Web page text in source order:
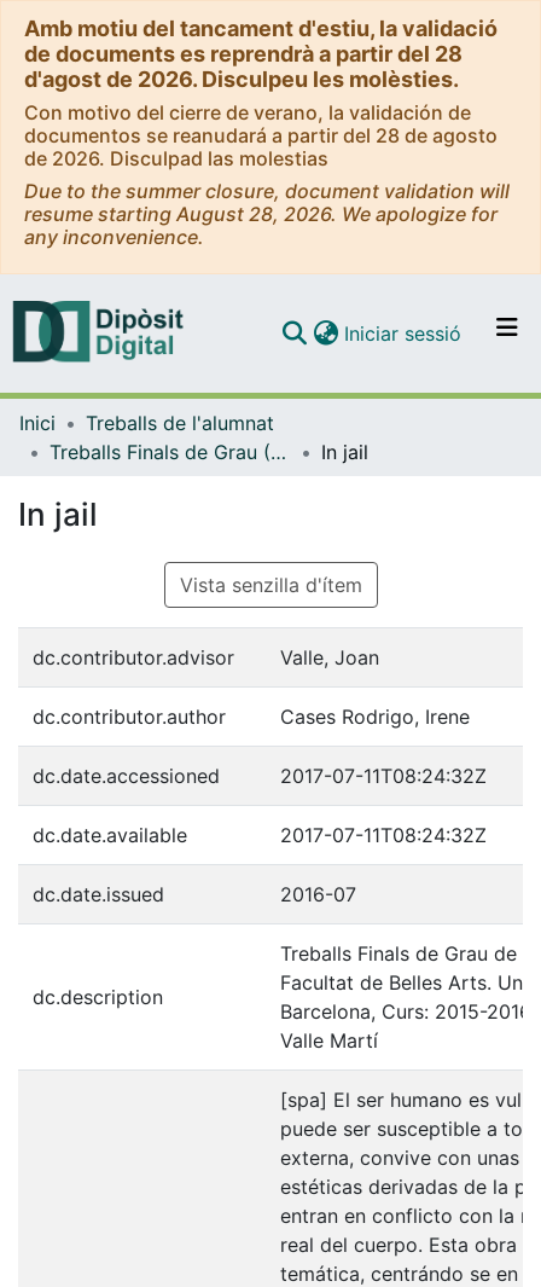
Amb motiu del tancament d'estiu, la validació
de documents es reprendrà a partir del 28
d'agost de 2026. Disculpeu les molèsties.
Con motivo del cierre de verano, la validación de
documentos se reanudará a partir del 28 de agosto
de 2026. Disculpad las molestias
Due to the summer closure, document validation will
resume starting August 28, 2026. We apologize for
any inconvenience.
Navega per tot el DD
Com publicar
Iniciar sessió (current)
Inici
Treballs de l'alumnat
Treballs Finals de Grau (TFG) - Belles Arts
In jail
In jail
Vista senzilla d'ítem
dc.contributor.advisor Valle, Joan
dc.contributor.author Cases Rodrigo, Irene
dc.date.accessioned 2017-07-11T08:24:32Z
dc.date.available 2017-07-11T08:24:32Z
dc.date.issued 2016-07
dc.description
Treballs Finals de Grau de
Facultat de Belles Arts.
Barcelona, Curs: 2015-
Valle Martí
[spa] El ser humano es
puede ser susceptible a
externa, convive con unas
estéticas derivadas de la
entran en conflicto con la
real del cuerpo. Esta obra
temática, centrándo se en